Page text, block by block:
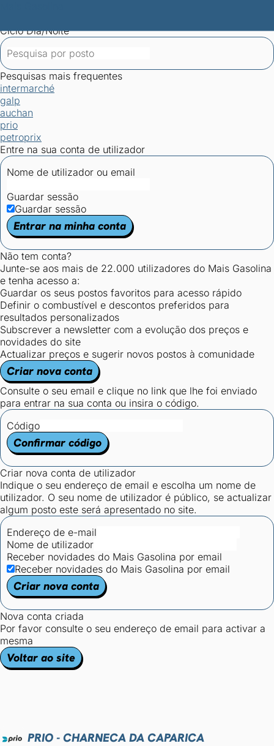
Ciclo Dia/Noite
Pesquisas mais frequentes
intermarché
galp
auchan
prio
petroprix
Entre na sua conta de utilizador
Nome de utilizador ou email
Guardar sessão
Guardar sessão
Entrar na minha conta
Não tem conta?
Junte-se aos mais de 22.000 utilizadores do Mais Gasolina
e tenha acesso a:
Guardar os seus postos favoritos para acesso rápido
Definir o combustível e descontos preferidos para
resultados personalizados
Subscrever a newsletter com a evolução dos preços e
novidades do site
Actualizar preços e sugerir novos postos à comunidade
Criar nova conta
Consulte o seu email e clique no link que lhe foi enviado
para entrar na sua conta ou insira o código.
Código
Confirmar código
Criar nova conta de utilizador
Indique o seu endereço de email e escolha um nome de
utilizador. O seu nome de utilizador é público, se actualizar
algum posto este será apresentado no site.
Endereço de e-mail
Nome de utilizador
Receber novidades do Mais Gasolina por email
Receber novidades do Mais Gasolina por email
Criar nova conta
Nova conta criada
Por favor consulte o seu endereço de email para activar a
mesma
Voltar ao site
PRIO - CHARNECA DA CAPARICA